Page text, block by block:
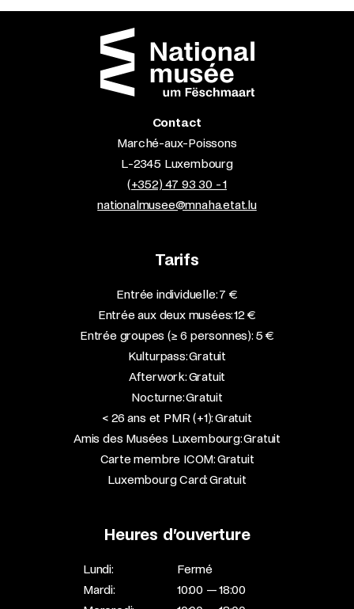
Contact
Marché-aux-Poissons
L-2345 Luxembourg
(+352) 47 93 30 - 1
nationalmusee@mnaha.etat.lu
Tarifs
Entrée individuelle: 7 €
Entrée aux deux musées: 12 €
Entrée groupes (≥ 6 personnes): 5 €
Kulturpass: Gratuit
Afterwork: Gratuit
Nocturne: Gratuit
< 26 ans et PMR (+1): Gratuit
Amis des Musées Luxembourg: Gratuit
Carte membre ICOM: Gratuit
Luxembourg Card: Gratuit
Heures d’ouverture
Lundi:
Fermé
Mardi:
10:00 — 18:00